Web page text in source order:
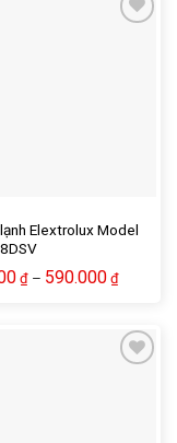
Elextrolux Model
₫– 590.000 ₫